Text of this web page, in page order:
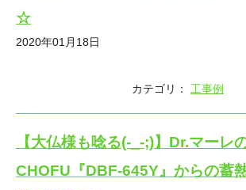
☆
2020年01月18日
カテゴリ： 工事例
【大仏様も唸る(-_-;)】Dr.マーレ
CHOFU『DBF-645Y』からの蓄